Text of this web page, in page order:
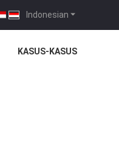
Indonesian
KASUS-KASUS